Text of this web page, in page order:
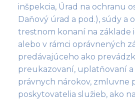
inšpekcia, Úrad na ochranu
Daňový úrad a pod.), súdy a
trestnom konaní na základe
alebo v rámci oprávnených
predávajúceho ako
preukazovaní, uplatňovaní
právnych nárokov, zmluvne
poskytovatelia služieb, ako